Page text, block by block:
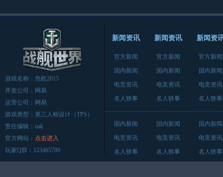
游戏名称：危机2015
开发公司：网易
运营公司：网易
游戏类型：第三人称设计（TPS）
责任编辑：nak
官方网站： 点击进入
玩家Q群：123465789
新闻资讯
官方新闻
国内新闻
电竞资讯
名人轶事
新闻资讯
官方新闻
国内新闻
电竞资讯
名人轶事
新闻资
官方新闻
国内新闻
电竞资讯
名人轶事
国内新闻
电竞资讯
名人轶事
国内新闻
电竞资讯
名人轶事
国内新闻
电竞资讯
名人轶事